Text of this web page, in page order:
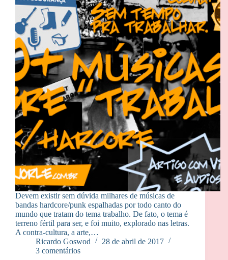
Devem existir sem dúvida milhares de músicas de
bandas hardcore/punk espalhadas por todo canto do
mundo que tratam do tema trabalho. De fato, o tema é
terreno fértil para ser, e foi muito, explorado nas letras.
A contra-cultura, a arte,…
Ricardo Goswod
28 de abril de 2017
3 comentários